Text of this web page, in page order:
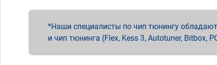
Наши специалисты по чип тюнингу
и чип тюнинга (Flex, Kess 3, Autotuner, Bitbox,